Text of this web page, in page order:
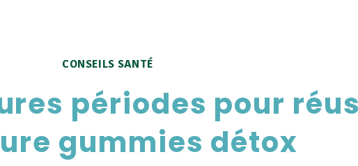
CONSEILS SANTÉ
périodes pour
gummies détox